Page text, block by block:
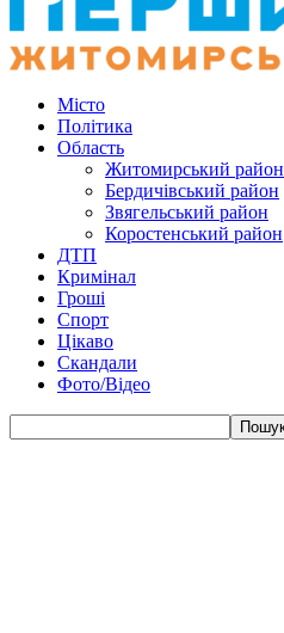
Місто
Політика
Область
Житомирський район
Бердичівський район
Звягельський район
Коростенський район
ДТП
Кримінал
Гроші
Спорт
Цікаво
Скандали
Фото/Відео